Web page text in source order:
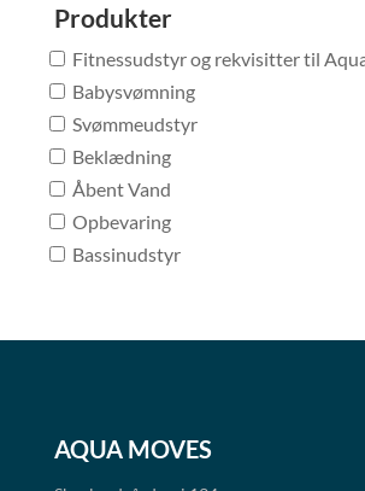
Produkter
Fitnessudstyr og rekvisitter til
Babysvømning
Svømmeudstyr
Beklædning
Åbent Vand
Opbevaring
Bassinudstyr
AQUA MOVES